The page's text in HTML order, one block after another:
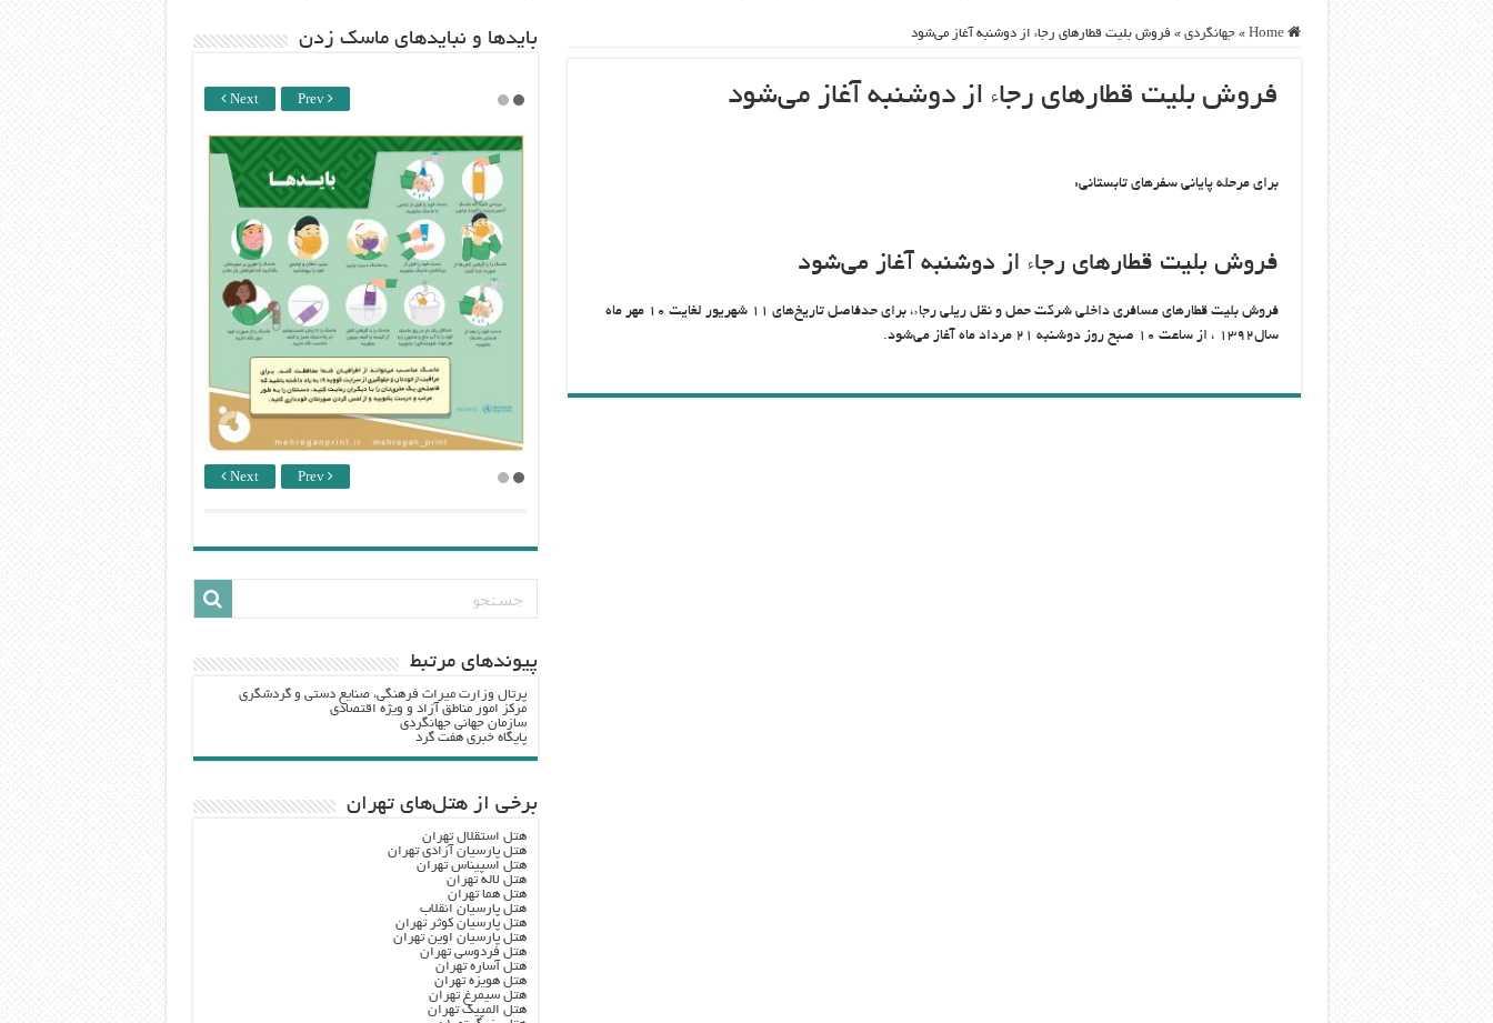
Home
» جهانگردی » فروش بلیت قطارهای رجاء از دوشنبه آغاز می‌شود
فروش بلیت قطارهای رجاء از دوشنبه آغاز می‌شود
برای مرحله پایانی سفرهای تابستانی:
فروش بلیت قطارهای رجاء از دوشنبه آغاز می‌شود
فروش بلیت قطارهای مسافری داخلی شرکت حمل و نقل ریلی رجاء، برای حدفاصل تاریخ‌های ۱۱ شهریور لغایت ۱۰ مهر ماه
سال۱۳۹۲ ، از ساعت ۱۰ صبح روز دوشنبه ۲۱ مرداد ماه آغاز می‌شود.
باید‌ها و نبایدهای ماسک زدن
Next Prev
Next Prev
پيوندهاي مرتبط
پرتال وزارت ميراث فرهنگي، صنایع دستی و گردشگري
مرکز امور مناطق آزاد و ویژه اقتصادی
سازمان جهانی جهانگردی
پایگاه خبری هفت گرد
برخی از هتل‌های تهران
هتل استقلال تهران
هتل پارسیان آزادی تهران
هتل اسپیناس تهران
هتل لاله تهران
هتل هما تهران
هتل پارسیان انقلاب
هتل پارسیان کوثر تهران
هتل پارسیان اوین تهران
هتل فردوسی تهران
هتل آساره تهران
هتل هویزه تهران
هتل سیمرغ تهران
هتل المپیک تهران